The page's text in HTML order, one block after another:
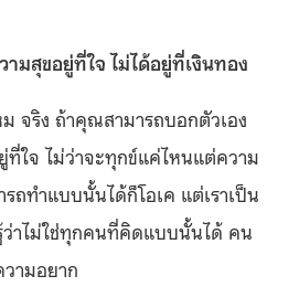
มสุขอยู่ที่ใจ ไม่ได้อยู่ที่เงินทอง
จริง ถ้าคุณสามารถบอกตัวเอง
ใจ ไม่ว่าจะทุกข์แค่ไหนแต่ความ
ถทำแบบนั้นได้ก็โอเค แต่เราเป็น
ว่าไม่ใช่ทุกคนที่คิดแบบนั้นได้ คน
ามอยาก